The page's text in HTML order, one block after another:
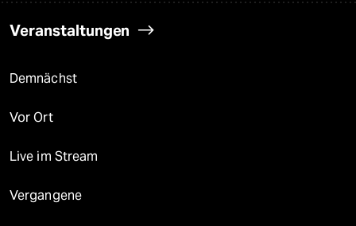
Veranstaltungen
Demnächst
Vor Ort
Live im Stream
Vergangene